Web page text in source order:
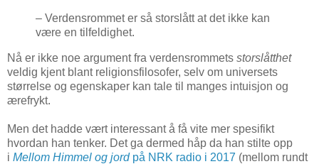
– Verdensrommet er så storslått at det ikke kan
være en tilfeldighet.
Nå er ikke noe argument fra verdensrommets storslåtthet
veldig kjent blant religionsfilosofer, selv om universets
størrelse og egenskaper kan tale til manges intuisjon og
ærefrykt.
Men det hadde vært interessant å få vite mer spesifikt
hvordan han tenker. Det ga dermed håp da han stilte opp
i Mellom Himmel og jord på NRK radio i 2017 (mellom rundt